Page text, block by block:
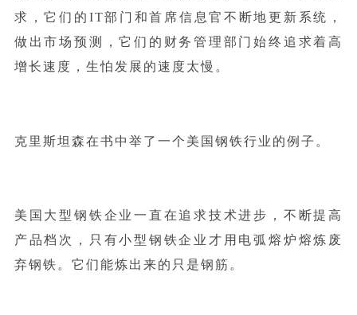
求，它们的IT部门和首席信息官不断地更新系统，
做出市场预测，它们的财务管理部门始终追求着高
增长速度，生怕发展的速度太慢。
克里斯坦森在书中举了一个美国钢铁行业的例子。
美国大型钢铁企业一直在追求技术进步，不断提高
产品档次，只有小型钢铁企业才用电弧熔炉熔炼废
弃钢铁。它们能炼出来的只是钢筋。